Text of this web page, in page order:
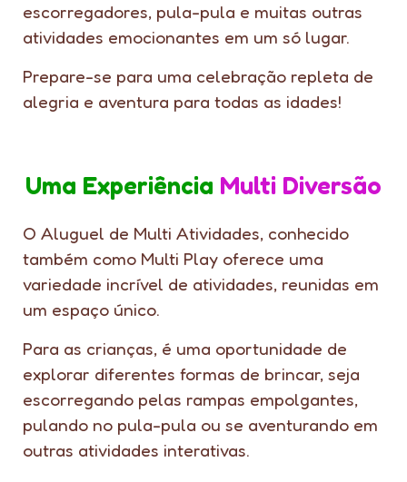
escorregadores, pula-pula e muitas outras
atividades emocionantes em um só lugar.
Prepare-se para uma celebração repleta de
alegria e aventura para todas as idades!
Uma Experiência Multi Diversão
O Aluguel de Multi Atividades, conhecido
também como Multi Play oferece uma
variedade incrível de atividades, reunidas em
um espaço único.
Para as crianças, é uma oportunidade de
explorar diferentes formas de brincar, seja
escorregando pelas rampas empolgantes,
pulando no pula-pula ou se aventurando em
outras atividades interativas.